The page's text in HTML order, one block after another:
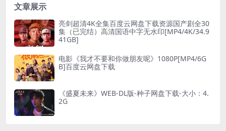
文章展示
亮剑超清4K全集百度云网盘下载资源国产剧全30
集（已完结）高清国语中字无水印[MP4/4K/34.9
41GB]
电影《我才不要和你做朋友呢》1080P[MP4/6G
B]百度云网盘下载
《盛夏未来》WEB-DL版-种子网盘下载-大小：4.
2G